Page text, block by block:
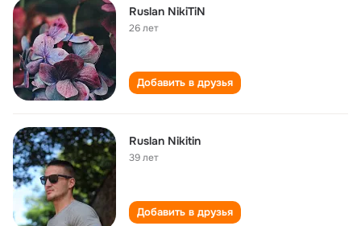
Ruslan NikiTiN
26 лет
Добавить в друзья
Ruslan Nikitin
39 лет
Добавить в друзья